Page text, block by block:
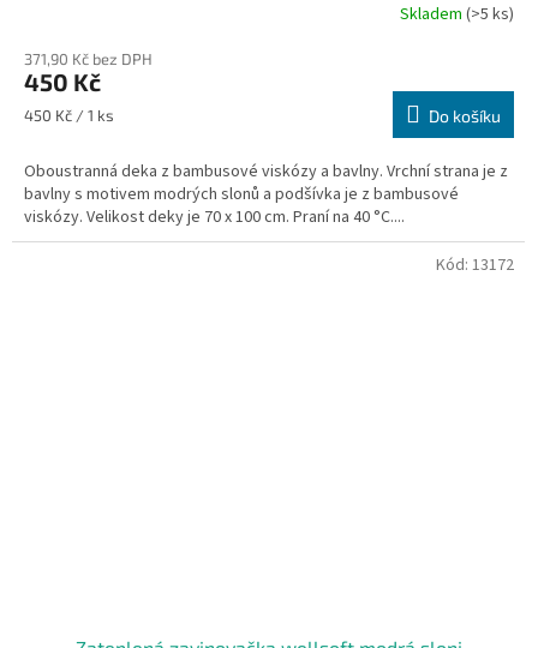
Skladem (>5 ks)
371,90 Kč bez DPH
450 Kč
Měrná
450 Kč / 1 ks Do košíku
Oboustranná deka z bambusové viskózy a bavlny. Vrchní strana je z
bavlny s motivem modrých slonů a podšívka je z bambusové
viskózy. Velikost deky je 70 x 100 cm. Praní na 40 °C....
Kód: 13172